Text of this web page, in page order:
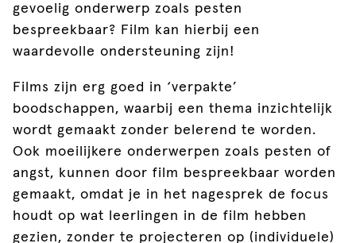
gevoelig onderwerp zoals pesten
bespreekbaar? Film kan hierbij een
waardevolle ondersteuning zijn!
Films zijn erg goed in ‘verpakte’
boodschappen, waarbij een thema inzichtelijk
wordt gemaakt zonder belerend te worden.
Ook moeilijkere onderwerpen zoals pesten of
angst, kunnen door film bespreekbaar worden
gemaakt, omdat je in het nagesprek de focus
houdt op wat leerlingen in de film hebben
gezien, zonder te projecteren op (individuele)